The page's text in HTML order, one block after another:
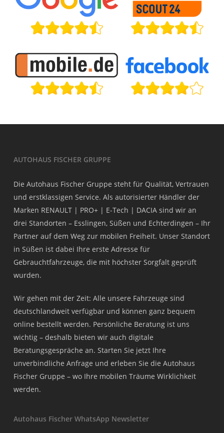
AUTOHAUS FISCHER GRUPPE
Die Autohaus Fischer Gruppe steht für Qualität, Vertrauen
und erstklassigen Service. Als autorisierter Händler der
Marken RENAULT | PRO+ | E-Tech | DACIA sind wir an
drei Standorten – Esslingen, Süßen und Echterdingen – Ihr
Partner auf dem Weg zur mobilen Freiheit. Unser Standort
in Süßen ist dabei Ihre erste Adresse für
Gebrauchtfahrzeuge, die mit höchster Sorgfalt geprüft
wurden.
Wir gehen mit der Zeit: Alle unsere Fahrzeuge sind
deutschlandweit verfügbar und können ganz bequem
online bestellt werden. Persönliche Beratung ist uns
wichtig – deshalb bieten wir auch digitale
Beratungsgespräche an. Starten Sie jetzt Ihre
unverbindliche Anfrage und erleben Sie die Autohaus
Fischer Gruppe – wo Ihre mobilen Träume Wirklichkeit
werden.
Autohaus Fischer WhatsApp Newsletter